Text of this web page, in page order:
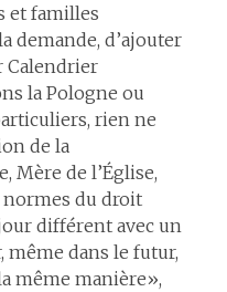
et familles
demande, d’ajouter
Calendrier
la Pologne ou
rien ne
de la
Mère de l’Église,
normes du droit
différent avec un
dans le futur,
même manière»,